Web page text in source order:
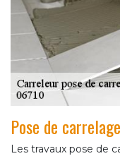
Pose de
Les travaux pose de